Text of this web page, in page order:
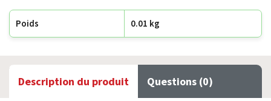
Poids 0.01 kg
Description du produit Questions (0)